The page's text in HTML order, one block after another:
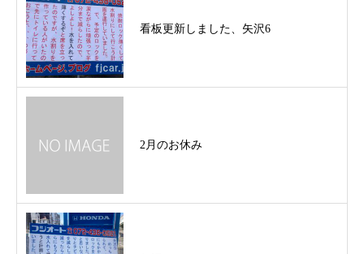
看板更新しました、矢沢6
2月のお休み